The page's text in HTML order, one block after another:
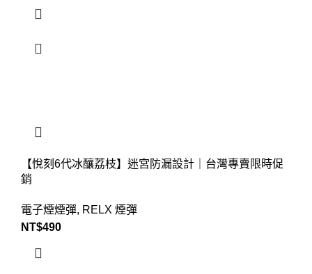
【悅刻6代冰釀荔枝】迷宮防漏設計｜台灣專賣限時促
銷
電子煙煙彈, RELX 煙彈
NT$490